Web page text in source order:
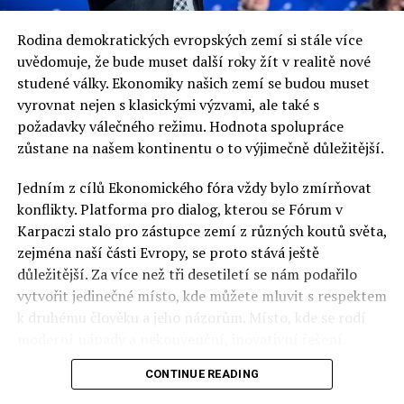
Rodina demokratických evropských zemí si stále více
uvědomuje, že bude muset další roky žít v realitě nové
studené války. Ekonomiky našich zemí se budou muset
vyrovnat nejen s klasickými výzvami, ale také s
požadavky válečného režimu. Hodnota spolupráce
zůstane na našem kontinentu o to výjimečně důležitější.
Jedním z cílů Ekonomického fóra vždy bylo zmírňovat
konflikty. Platforma pro dialog, kterou se Fórum v
Karpaczi stalo pro zástupce zemí z různých koutů světa,
zejména naší části Evropy, se proto stává ještě
důležitější. Za více než tři desetiletí se nám podařilo
vytvořit jedinečné místo, kde můžete mluvit s respektem
k druhému člověku a jeho názorům. Místo, kde se rodí
Polsko musí mít instituce, jejichž horizont činnosti je
CONTINUE READING